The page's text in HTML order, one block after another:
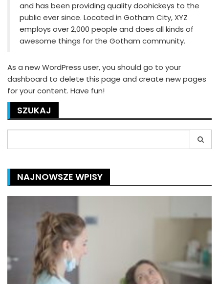
and has been providing quality doohickeys to the
public ever since. Located in Gotham City, XYZ
employs over 2,000 people and does all kinds of
awesome things for the Gotham community.
As a new WordPress user, you should go to your
dashboard to delete this page and create new pages
for your content. Have fun!
SZUKAJ
for:
NAJNOWSZE WPISY